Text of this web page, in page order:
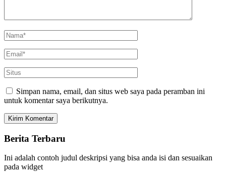
Simpan nama, email, dan situs web saya pada peramban ini
untuk komentar saya berikutnya.
Berita Terbaru
Ini adalah contoh judul deskripsi yang bisa anda isi dan sesuaikan
pada widget